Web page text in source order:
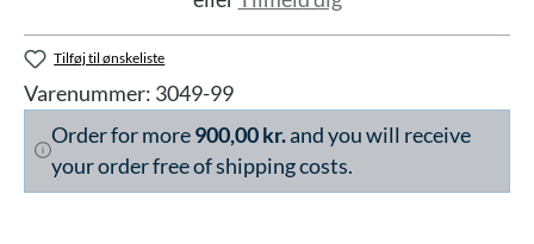
Tilføj til ønskeliste
Varenummer: 3049-99
Order for more900,00 kr.and you will receive
your order free of shipping costs.